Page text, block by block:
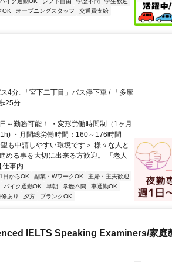
OK オープニングスタッフ
交通費支給
4分｡「宮下二丁目」バス停下車 / 「多摩
25分
～勤務可能！ ・変形労働時間制（1ヶ月
・月間総労働時間：160～176時間
も申請しやすい環境です＞ 様々な人と
める事を大切に出来る方歓迎。 「老人
仕事内...
日からOK 副業・WワークOK
主婦・主夫歓迎
バイク通勤OK 早朝 学歴不問
車通勤OK
修あり 夕方 ブランクOK
IELTS Speaking Examiners/家庭